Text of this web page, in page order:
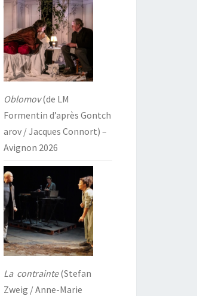
Oblomov(de LM
Formentin d’après Gontch
arov / Jacques Connort) –
Avignon 2026
La contrainte(Stefan
Zweig / Anne-Marie